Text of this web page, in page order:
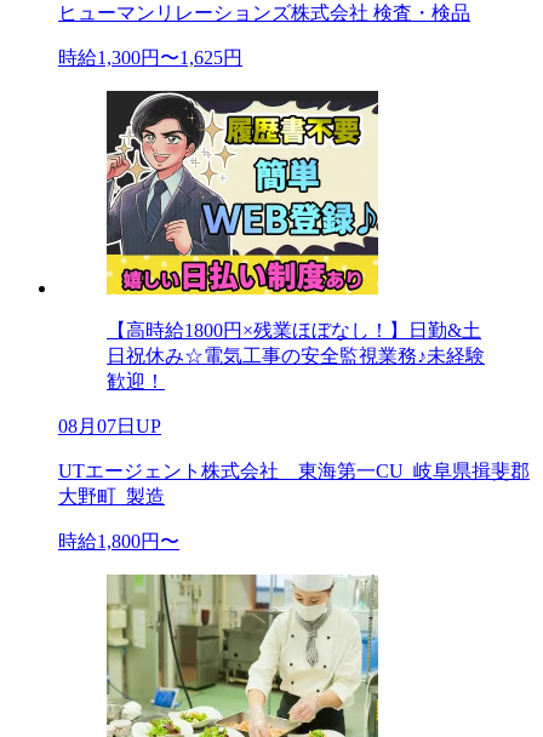
ヒューマンリレーションズ株式会社 検査・検品
時給1,300円〜1,625円
【高時給1800円×残業ほぼなし！】日勤&土
日祝休み☆電気工事の安全監視業務♪未経験
歓迎！
08月07日UP
UTエージェント株式会社 東海第一CU_岐阜県揖斐郡
大野町_製造
時給1,800円〜